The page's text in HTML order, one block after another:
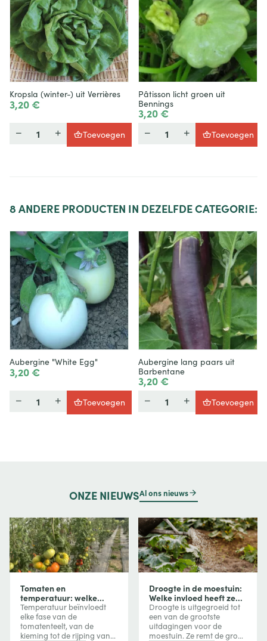
Kropsla (winter-) uit Verrières
3,20 €
Toevoegen
Pâtisson licht groen uit
Bennings
3,20 €
Toevoegen
8 ANDERE PRODUCTEN IN DEZELFDE CATEGORIE:
Aubergine "White Egg"
3,20 €
Toevoegen
Aubergine lang paars uit
Barbentane
3,20 €
Toevoegen
ONZE NIEUWSAl ons nieuws
Tomaten en
temperatuur: welke
invloed heeft
temperatuur op groei,
bloei en vruchtvorming?
Temperatuur beïnvloedt
elke fase van de
tomatenteelt, van de
kieming tot de rijping van
Droogte in de moestuin:
Welke invloed heeft ze
op uw groenten en hoe
beschermt u uw
gewassen?
Droogte is uitgegroeid tot
een van de grootste
uitdagingen voor de
moestuin. Ze remt de groei